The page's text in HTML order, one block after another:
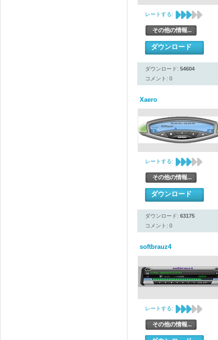
レートする:
その他の情報...
ダウンロード
ダウンロード: 54604
コメント: 0
Xaero
レートする:
その他の情報...
ダウンロード
ダウンロード: 63175
コメント: 0
softbrauz4
レートする:
その他の情報...